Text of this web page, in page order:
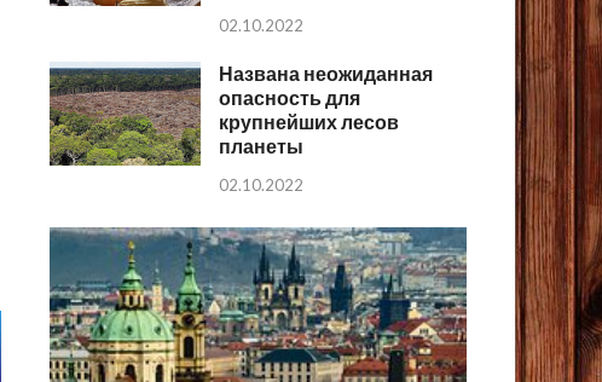
02.10.2022
Названа неожиданная
опасность для
крупнейших лесов
планеты
02.10.2022